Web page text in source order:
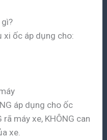
xi ốc áp dụng cho:
áp dụng cho ốc
máy xe, KHÔNG can
xe.